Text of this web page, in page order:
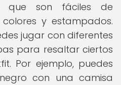
que son fáciles de
y estampados.
jugar con diferentes
para resaltar ciertos
Por ejemplo, puedes
con una camisa